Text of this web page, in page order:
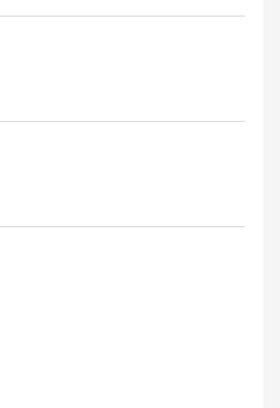
で長く働ける環境
本語の実践練習にもなります
仕事
備のため）
境です。